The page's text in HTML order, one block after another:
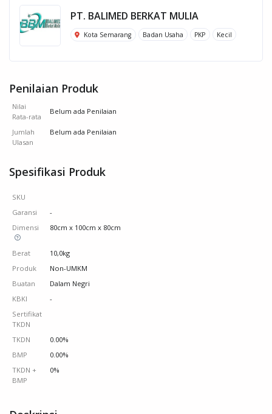
PT. BALIMED BERKAT MULIA
Kota Semarang Badan Usaha PKP Kecil
Penilaian Produk
Nilai
Rata-rata
Belum ada Penilaian
Jumlah
Ulasan
Belum ada Penilaian
Spesifikasi Produk
SKU
Garansi
-
Dimensi
80cm x 100cm x 80cm
Berat
10,0kg
Produk
Non-UMKM
Buatan
Dalam Negri
KBKI
-
Sertifikat
TKDN
TKDN
0.00%
BMP
0.00%
TKDN +
BMP
0%